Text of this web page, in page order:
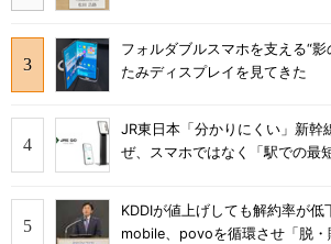
フォルダブルスマホを支える“
たみディスプレイを見てきた
JR東日本「分かりにくい」新
ぜ、スマホではなく「駅での最
KDDIが値上げしても解約率が
mobile、povoを循環させ「脱